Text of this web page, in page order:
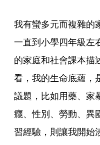
我有蠻多元而複雜的
一直到小學四年級左
的家庭和社會課本描
看，我的生命底蘊，
議題，比如用藥、家
癮、性別、勞動、異
習經驗，則讓我開始